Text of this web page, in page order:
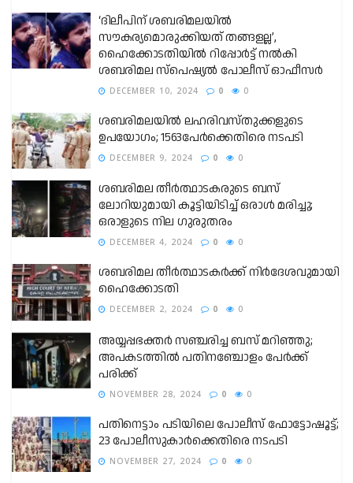
‘ദിലീപിന് ശബരിമലയില്‍
സൗകര്യമൊരുക്കിയത് തങ്ങളല്ല’,
ഹൈക്കോടതിയില്‍ റിപ്പോര്‍ട്ട് നല്‍കി
ശബരിമല സ്‌പെഷ്യല്‍ പോലീസ് ഓഫീസര്‍
DECEMBER 10, 2024 0 0
ശബരിമലയിൽ ലഹരിവസ്തുക്കളുടെ
ഉപയോഗം; 1563പേർക്കെതിരെ നടപടി
DECEMBER 9, 2024 0 0
ശബരിമല തീർത്ഥാടകരുടെ ബസ്
ലോറിയുമായി കൂട്ടിയിടിച്ച് ഒരാൾ മരിച്ചു;
ഒരാളുടെ നില ഗുരുതരം
DECEMBER 4, 2024 0 0
ശബരിമല തീർത്ഥാടകർക്ക് നിർദേശവുമായി
ഹൈക്കോടതി
DECEMBER 2, 2024 0 0
അയ്യപ്പഭക്തർ സഞ്ചരിച്ച ബസ് മറിഞ്ഞു;
അപകടത്തിൽ പതിനഞ്ചോളം പേർക്ക്
പരിക്ക്
NOVEMBER 28, 2024 0 0
പതിനെട്ടാം പടിയിലെ പോലീസ് ഫോട്ടോഷൂട്ട്;
23 പോലീസുകാർക്കെതിരെ നടപടി
NOVEMBER 27, 2024 0 0